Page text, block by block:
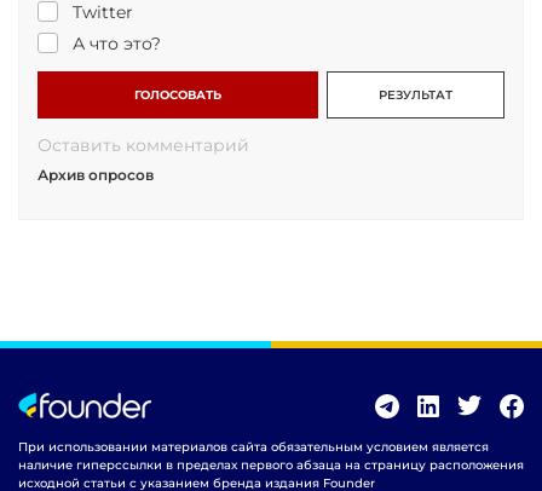
Twitter
А что это?
ГОЛОСОВАТЬ РЕЗУЛЬТАТ
Оставить комментарий
Архив опросов
При использовании материалов сайта обязательным условием является
наличие гиперссылки в пределах первого абзаца на страницу расположения
исходной статьи с указанием бренда издания Founder